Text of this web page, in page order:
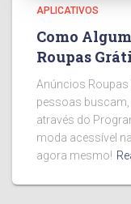
APLICATIVOS
Como
Roupas
Anúncios
pessoas
através do
moda acessível
agora mesmo!